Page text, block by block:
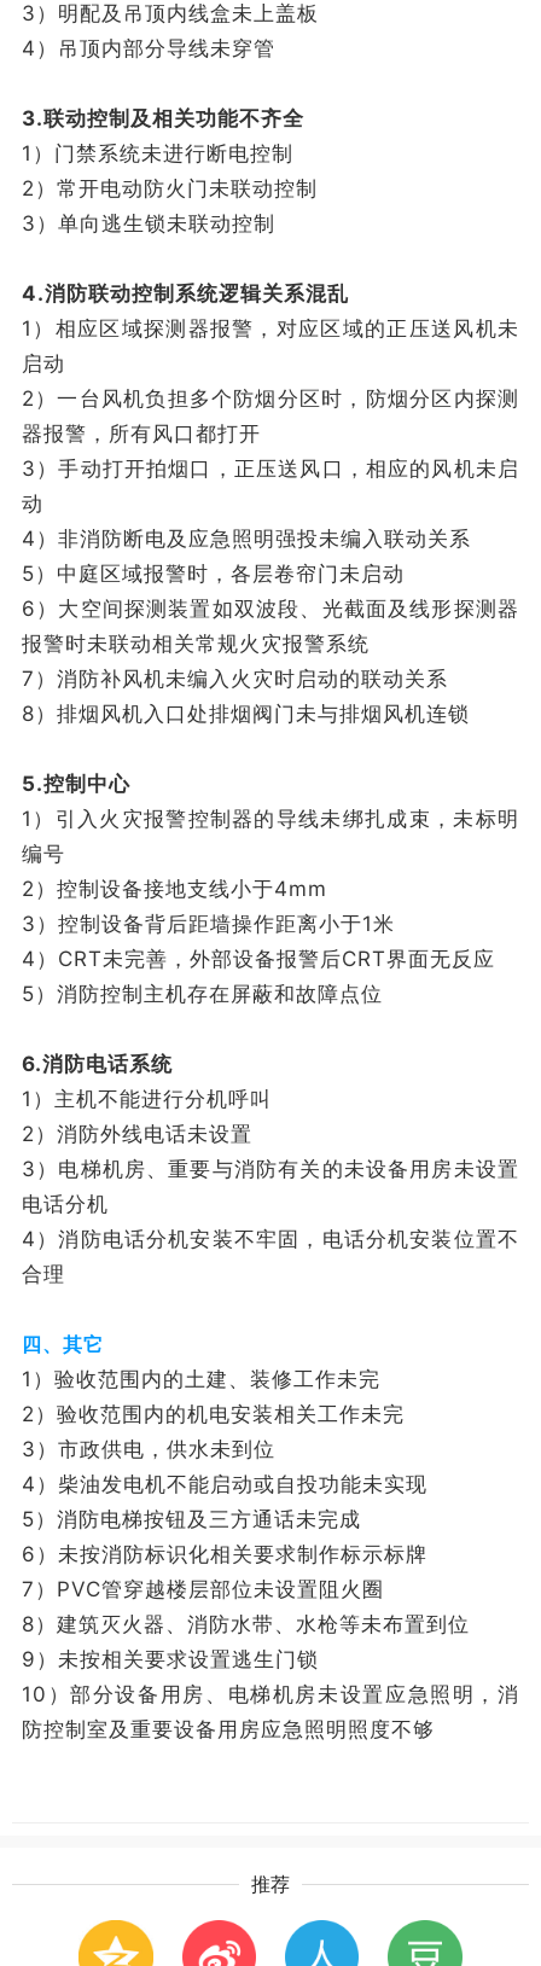
3）明配及吊顶内线盒未上盖板
4）吊顶内部分导线未穿管
3.联动控制及相关功能不齐全
1）门禁系统未进行断电控制
2）常开电动防火门未联动控制
3）单向逃生锁未联动控制
4.消防联动控制系统逻辑关系混乱
1）相应区域探测器报警，对应区域的正压送风机未
启动
2）一台风机负担多个防烟分区时，防烟分区内探测
器报警，所有风口都打开
3）手动打开拍烟口，正压送风口，相应的风机未启
动
4）非消防断电及应急照明强投未编入联动关系
5）中庭区域报警时，各层卷帘门未启动
6）大空间探测装置如双波段、光截面及线形探测器
报警时未联动相关常规火灾报警系统
7）消防补风机未编入火灾时启动的联动关系
8）排烟风机入口处排烟阀门未与排烟风机连锁
5.控制中心
1）引入火灾报警控制器的导线未绑扎成束，未标明
编号
2）控制设备接地支线小于4mm
3）控制设备背后距墙操作距离小于1米
4）CRT未完善，外部设备报警后CRT界面无反应
5）消防控制主机存在屏蔽和故障点位
6.消防电话系统
1）主机不能进行分机呼叫
2）消防外线电话未设置
3）电梯机房、重要与消防有关的未设备用房未设置
电话分机
4）消防电话分机安装不牢固，电话分机安装位置不
合理
四、其它
1）验收范围内的土建、装修工作未完
2）验收范围内的机电安装相关工作未完
3）市政供电，供水未到位
4）柴油发电机不能启动或自投功能未实现
5）消防电梯按钮及三方通话未完成
6）未按消防标识化相关要求制作标示标牌
7）PVC管穿越楼层部位未设置阻火圈
8）建筑灭火器、消防水带、水枪等未布置到位
9）未按相关要求设置逃生门锁
10）部分设备用房、电梯机房未设置应急照明，消
防控制室及重要设备用房应急照明照度不够
推荐